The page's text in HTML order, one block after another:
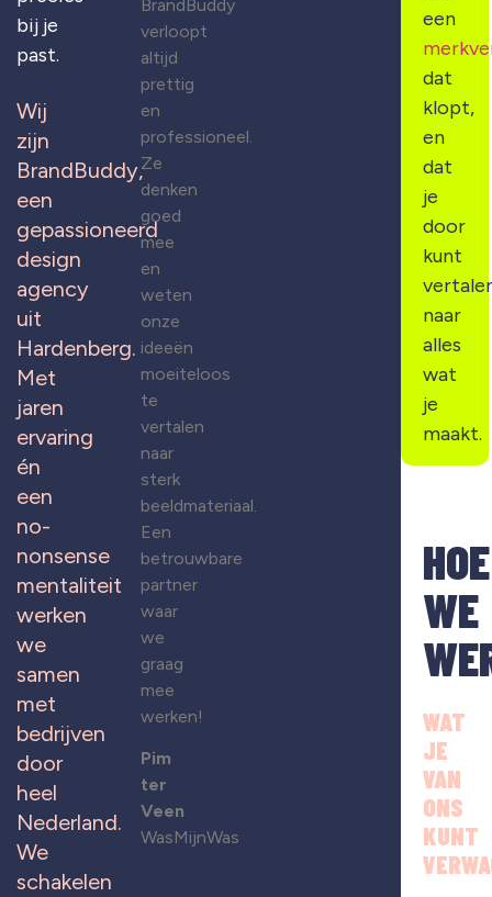
bij je
past.
Wij
zijn
BrandBuddy,
een
gepassioneerd
design
agency
uit
Hardenberg.
Met
jaren
ervaring
én
een
no-
nonsense
mentaliteit
werken
we
samen
met
bedrijven
door
heel
Nederland.
We
schakelen
BrandBuddy
verloopt
altijd
prettig
en
professioneel.
Ze
denken
goed
mee
en
weten
onze
ideeën
moeiteloos
te
vertalen
naar
sterk
beeldmateriaal.
Een
betrouwbare
partner
waar
we
graag
mee
werken!
Pim
ter
Veen
WasMijnWas
HOE
WE
WAT
JE
VAN
ONS
KUNT
een
dat
klopt,
en
dat
je
door
kunt
naar
alles
wat
je
maakt.